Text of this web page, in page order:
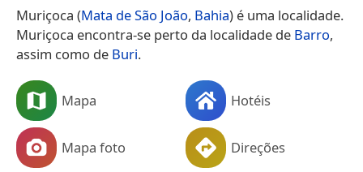
Muriçoca (Mata de São João, Bahia) é uma localidade.
Muriçoca encontra-se perto da localidade de Barro,
assim como de Buri.
Mapa Hotéis
Mapa foto Direções